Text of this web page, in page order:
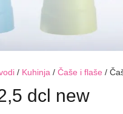
/ Kuhinja / Čaše i flaše /
dcl new